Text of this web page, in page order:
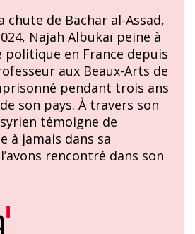
chute de Bachar al-Assad,
Najah Albukaï peine à
politique en France depuis
aux Beaux-Arts de
pendant trois ans
son pays. À travers son
témoigne de
à jamais dans sa
rencontré dans son